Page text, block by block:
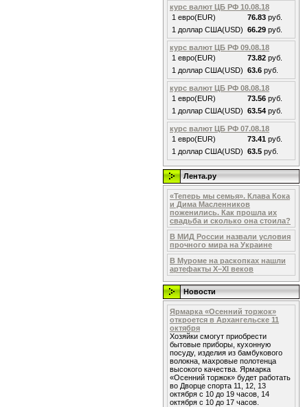
курс валют ЦБ РФ 10.08.18
1 евро(EUR)
76.83 руб.
1 доллар США(USD) 66.29 руб.
курс валют ЦБ РФ 09.08.18
1 евро(EUR)
73.82 руб.
1 доллар США(USD) 63.6 руб.
курс валют ЦБ РФ 08.08.18
1 евро(EUR)
73.56 руб.
1 доллар США(USD) 63.54 руб.
курс валют ЦБ РФ 07.08.18
1 евро(EUR)
73.41 руб.
1 доллар США(USD) 63.5 руб.
Лента.ру
«Теперь мы семья». Клава Кока
и Дима Масленников
поженились. Как прошла их
свадьба и сколько она стоила?
В МИД России назвали условия
прочного мира на Украине
В Муроме на раскопках нашли
артефакты X–XI веков
Новости
Ярмарка «Осенний торжок»
откроется в Архангельске 11
октября
Хозяйки смогут приобрести
бытовые приборы, кухонную
посуду, изделия из бамбукового
волокна, махровые полотенца
высокого качества. Ярмарка
«Осенний торжок» будет работать
во Дворце спорта 11, 12, 13
октября с 10 до 19 часов, 14
октября с 10 до 17 часов.